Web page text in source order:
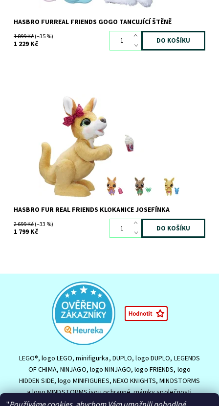
HASBRO FURREAL FRIENDS GOGO TANCUJÍCÍ ŠTĚNĚ
1 899 Kč(–35 %)
1 229 Kč
S roztomilou klokanicí Josefínkou zažijete spoustu zábavy!
Skladem1 ks
HASBRO
HASBRO FUR REAL FRIENDS KLOKANICE JOSEFÍNKA
2 699 Kč(–33 %)
1 799 Kč
LEGO®, logo LEGO, minifigurka, DUPLO, logo DUPLO, LEGENDS
OF CHIMA, NINJAGO, logo NINJAGO, logo FRIENDS, logo
HIDDEN SIDE, logo MINIFIGURES, NEXO KNIGHTS, MINDSTORMS
a logo MINDSTORMS jsou ochranné známky společnosti
LEGO Group nebo jsou chráněny autorským právem LEGO